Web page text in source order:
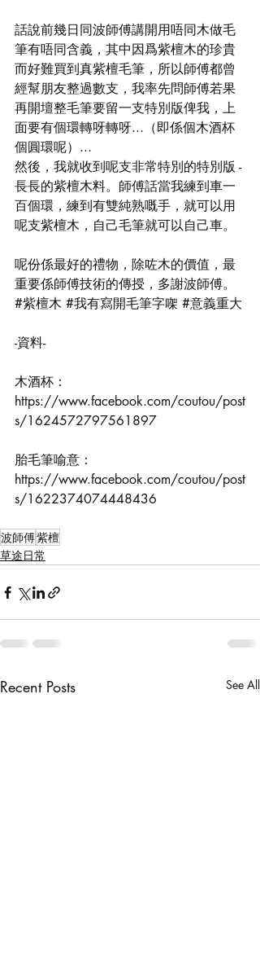
話說前幾日同波師傅講開用唔同木做毛
筆有唔同含義，其中因爲紫檀木的珍貴
而好難買到真紫檀毛筆，所以師傅都曾
經幫朋友整過數支，我率先問師傅若果
再開壇整毛筆要留一支特別版俾我，上
面要有個環轉呀轉呀...（即係個木酒杯
個圓環呢）...
然後，我就收到呢支非常特別的特別版 -
長長的紫檀木料。師傅話當我練到車一
百個環，練到有雙純熟嘅手，就可以用
呢支紫檀木，自己毛筆就可以自己車。
呢份係最好的禮物，除咗木的價值，最
重要係師傅技術的傳授，多謝波師傅。
#紫檀木 #我有寫開毛筆字㗎 #意義重大
-資料-
木酒杯：
https://www.facebook.com/coutou/post
s/1624572797561897
胎毛筆喻意：
https://www.facebook.com/coutou/post
s/1622374074448436
波師傅紫檀
草途日常
Recent Posts See All